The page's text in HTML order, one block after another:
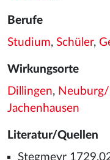
Berufe
Studium, Schüler,
Wirkungsorte
Dillingen,
Jachenhausen
Literatur/Quellen
Stegmeyr